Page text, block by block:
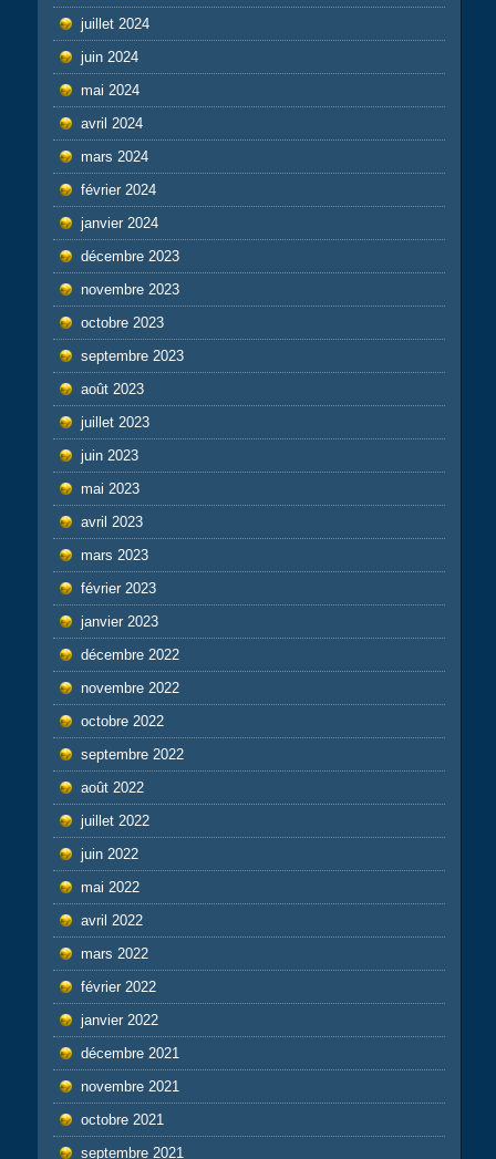
juillet 2024
juin 2024
mai 2024
avril 2024
mars 2024
février 2024
janvier 2024
décembre 2023
novembre 2023
octobre 2023
septembre 2023
août 2023
juillet 2023
juin 2023
mai 2023
avril 2023
mars 2023
février 2023
janvier 2023
décembre 2022
novembre 2022
octobre 2022
septembre 2022
août 2022
juillet 2022
juin 2022
mai 2022
avril 2022
mars 2022
février 2022
janvier 2022
décembre 2021
novembre 2021
octobre 2021
septembre 2021